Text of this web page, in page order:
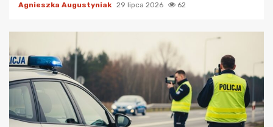
Agnieszka Augustyniak 29 lipca 2026 62